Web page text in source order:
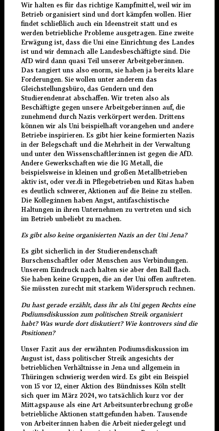
Wir halten es für das richtige Kampfmittel, weil wir im
Betrieb organisiert sind und dort kämpfen wollen. Hier
findet schließlich auch ein Ideenstreit statt und es
werden betriebliche Probleme ausgetragen. Eine zweite
Erwägung ist, dass die Uni eine Einrichtung des Landes
ist und wir demnach alle Landesbeschäftigte sind. Die
AfD wird dann quasi Teil unserer Arbeitgeber:innen.
Das tangiert uns also enorm, sie haben ja bereits klare
Forderungen. Sie wollen unter anderem das
Gleichstellungsbüro, das Gendern und den
Studierendenrat abschaffen. Wir treten also als
Beschäftigte gegen unsere Arbeitgeber:innen auf, die
zunehmend durch Nazis verkörpert werden. Drittens
können wir als Uni beispielhaft vorangehen und andere
Betriebe inspirieren. Es gibt hier keine formierten Nazis
in der Belegschaft und die Mehrheit in der Verwaltung
und unter den Wissenschaftler:innen ist gegen die AfD.
Andere Gewerkschaften wie die IG Metall, die
beispielsweise in kleinen und großen Metallbetrieben
aktiv ist, oder ver.di in Pflegebetrieben und Kitas haben
es deutlich schwerer, Aktionen auf die Beine zu stellen.
Die Kolleg:innen haben Angst, antifaschistische
Haltungen in ihren Unternehmen zu vertreten und sich
im Betrieb unbeliebt zu machen.
Es gibt also keine organisierten Nazis an der Uni Jena?
Es gibt sicherlich in der Studierendenschaft
Burschenschaftler oder Menschen aus Verbindungen.
Unserem Eindruck nach halten sie aber den Ball flach.
Sie haben keine Gruppen, die an der Uni offen auftreten.
Sie müssten zurecht mit starkem Widerspruch rechnen.
Du hast gerade erzählt, dass ihr als Uni gegen Rechts eine
Podiumsdiskussion zum politischen Streik organisiert
habt? Was wurde dort diskutiert? Wie kontrovers sind die
Positionen?
Unser Fazit aus der erwähnten Podiumsdiskussion im
August ist, dass politischer Streik angesichts der
betrieblichen Verhältnisse in Jena und allgemein in
Thüringen schwierig werden wird. Es gibt ein Beispiel
von 15 vor 12, einer Aktion des Bündnisses Köln stellt
sich quer im März 2024, wo tatsächlich kurz vor der
Mittagspause als eine Art Arbeitsunterbrechung große
betriebliche Aktionen stattgefunden haben. Tausende
von Arbeiter:innen haben die Arbeit niedergelegt und